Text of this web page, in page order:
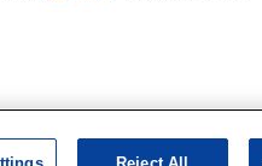
Reject All